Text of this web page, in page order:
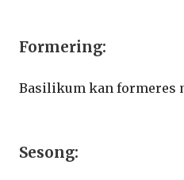
Formering:
Basilikum kan formeres
Sesong: